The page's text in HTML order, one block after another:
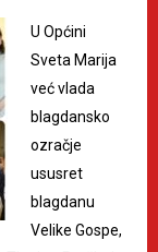
U Općini
Sveta Marija
već vlada
blagdansko
ozračje
ususret
blagdanu
Velike Gospe,